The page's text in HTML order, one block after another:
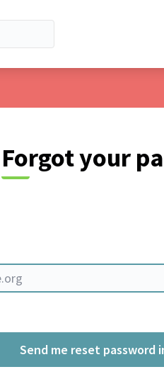
Forgot your
Send me reset password